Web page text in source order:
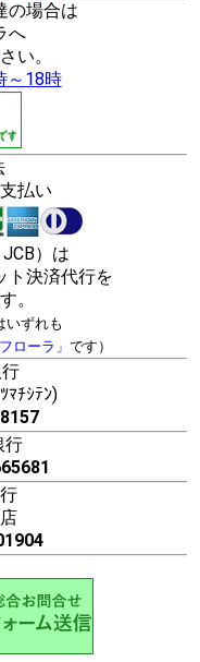
の場合は
へ
い。
18時
払い
JCB）は
ト決済代行を
。
いずれも
ローラ」 です）
ﾁｼﾃﾝ)
行